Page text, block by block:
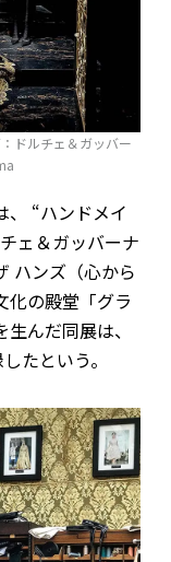
ドルチェ＆ガッバー
“ハンドメイ
ェ＆ガッバーナ
ハンズ（心から
化の殿堂「グラ
んだ同展は、
たという。